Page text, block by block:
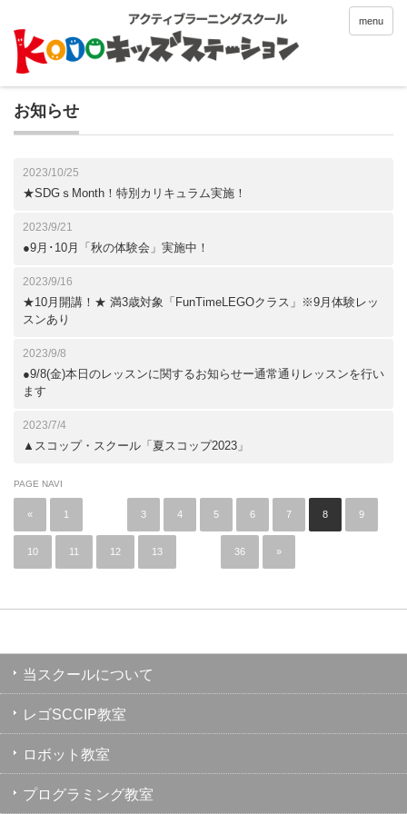
menu
お知らせ
2023/10/25
★SDGｓMonth！特別カリキュラム実施！
2023/9/21
●9月･10月「秋の体験会」実施中！
2023/9/16
★10月開講！★ 満3歳対象「FunTimeLEGOクラス」※9月体験レッ
スンあり
2023/9/8
●9/8(金)本日のレッスンに関するお知らせー通常通りレッスンを行い
ます
2023/7/4
▲スコップ・スクール「夏スコップ2023」
PAGE NAVI
« 1 3 4 5 6 7 8 9
10 11 12 13 36 »
当スクールについて
レゴSCCIP教室
ロボット教室
プログラミング教室